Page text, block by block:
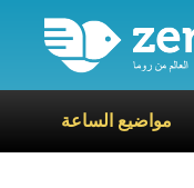
مواضيع الساعة